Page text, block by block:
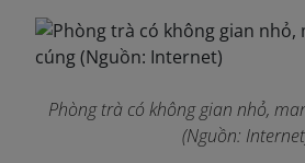
Phòng trà có không gian nhỏ,
(Nguồn: